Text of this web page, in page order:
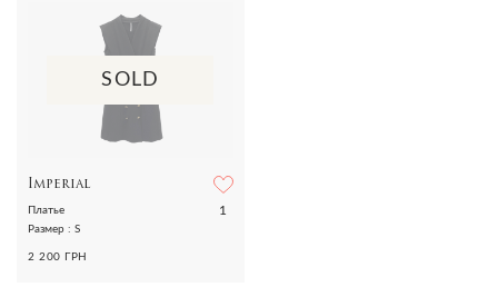
SOLD
Imperial
1
Платье
Размер : S
2 200 ГРН